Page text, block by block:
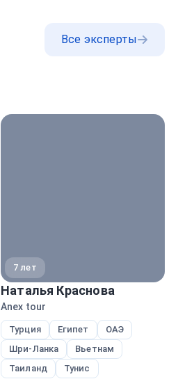
Все эксперты
7 лет
Наталья Краснова
Anex tour
Турция Египет
ОАЭ
Шри-Ланка
Вьетнам
Таиланд
Тунис